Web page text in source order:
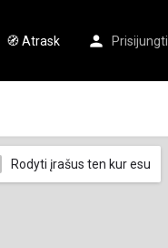
🧭 Atrask Prisijungti
Rodyti įrašus ten kur esu